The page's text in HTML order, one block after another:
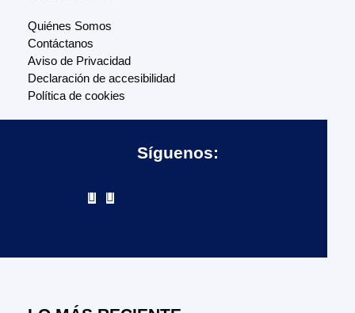
Quiénes Somos
Contáctanos
Aviso de Privacidad
Declaración de accesibilidad
Política de cookies
Síguenos: